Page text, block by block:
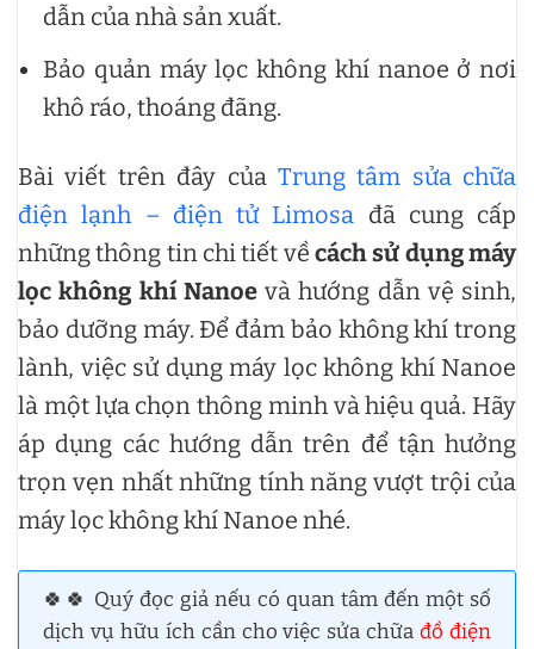
dẫn của nhà sản xuất.
Bảo quản máy lọc không khí nanoe ở nơi
khô ráo, thoáng đãng.
Bài viết trên đây của Trung tâm sửa chữa
điện lạnh – điện tử Limosa đã cung cấp
những thông tin chi tiết về cách sử dụng máy
lọc không khí Nanoevà hướng dẫn vệ sinh,
bảo dưỡng máy. Để đảm bảo không khí trong
lành, việc sử dụng máy lọc không khí Nanoe
là một lựa chọn thông minh và hiệu quả. Hãy
áp dụng các hướng dẫn trên để tận hưởng
trọn vẹn nhất những tính năng vượt trội của
máy lọc không khí Nanoe nhé.
🍀🍀 Quý đọc giả nếu có quan tâm đến một số
dịch vụ hữu ích cần cho việc sửa chữađồ điện